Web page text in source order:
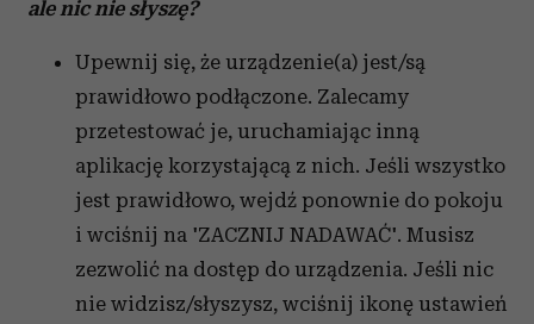
ale nic nie słyszę?
Upewnij się, że urządzenie(a) jest/są
prawidłowo podłączone. Zalecamy
przetestować je, uruchamiając inną
aplikację korzystającą z nich. Jeśli wszystko
jest prawidłowo, wejdź ponownie do pokoju
i wciśnij na 'ZACZNIJ NADAWAĆ'. Musisz
zezwolić na dostęp do urządzenia. Jeśli nic
nie widzisz/słyszysz, wciśnij ikonę ustawień